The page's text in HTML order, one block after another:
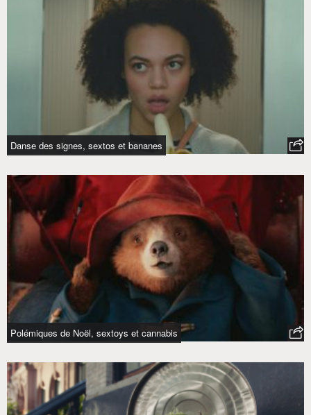
Danse des signes, sextos et bananes
Polémiques de Noël, sextoys et cannabis